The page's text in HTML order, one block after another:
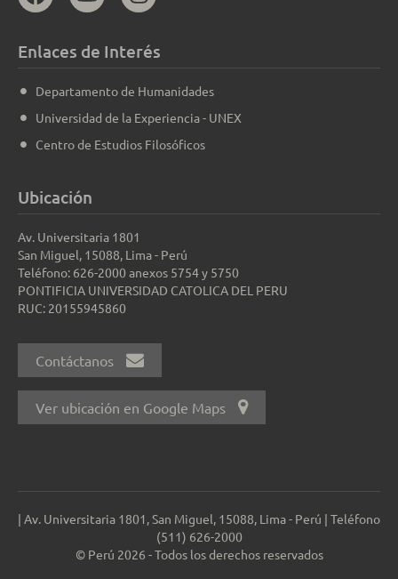
Enlaces de Interés
Departamento de Humanidades
Universidad de la Experiencia - UNEX
Centro de Estudios Filosóficos
Ubicación
Av. Universitaria 1801
San Miguel, 15088, Lima - Perú
Teléfono: 626-2000 anexos 5754 y 5750
PONTIFICIA UNIVERSIDAD CATOLICA DEL PERU
RUC: 20155945860
Contáctanos
Ver ubicación en Google Maps
| Av. Universitaria 1801, San Miguel, 15088, Lima - Perú | Teléfono
(511) 626-2000
© Perú 2026 - Todos los derechos reservados